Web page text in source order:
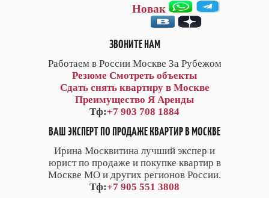
Новак
ЗВОНИТЕ НАМ
Работаем в России Москве За Рубежом
Резюме Смотреть объекты
Сдать снять квартиру в Москве
Преимущество Я Аренды
Тф:+7 903 708 1884
ВАШ ЭКСПЕРТ ПО ПРОДАЖЕ КВАРТИР В МОСКВЕ
Ирина Москвитина лучший экспер и
юрист по продаже и покупке квартир в
Москве МО и других регионов России.
Тф:+7 905 551 3808